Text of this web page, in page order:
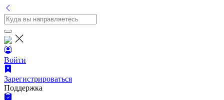
Войти
Зарегистрироваться
Поддержка